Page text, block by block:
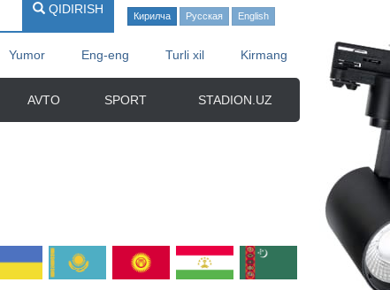
QIDIRISH
Кирилча Русская English
Yumor Eng-eng Turli xil Kirmang
AVTO SPORT STADION.UZ